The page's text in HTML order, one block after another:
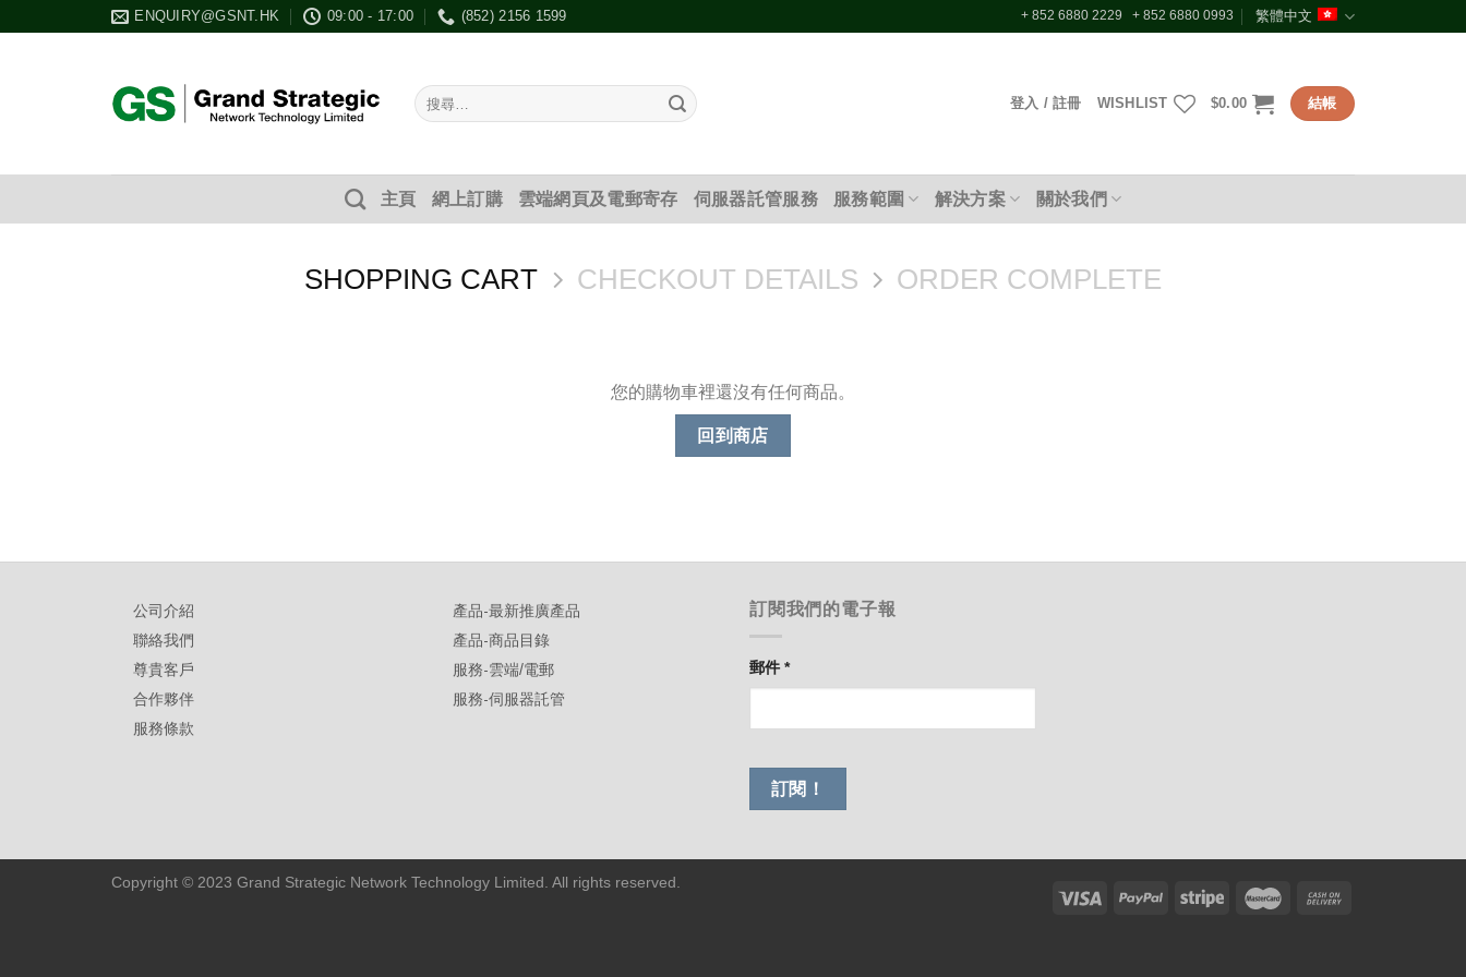
ENQUIRY@GSNT.HK 09:00 - 17:00 (852) 2156 1599 + 852 6880 2229 + 852 6880 0993 繁體中文
搜
尋：
登入 / 註冊 WISHLIST $0.00 結帳
主頁 網上訂購 雲端網頁及電郵寄存 伺服器託管服務 服務範圍 解決方案 關於我們
SHOPPING CART CHECKOUT DETAILS ORDER COMPLETE
您的購物車裡還沒有任何商品。
回到商店
公司介紹
聯絡我們
尊貴客戶
合作夥伴
服務條款
產品-最新推廣產品
產品-商品目錄
服務-雲端/電郵
服務-伺服器託管
訂閱我們的電子報
郵件*
Copyright © 2023 Grand Strategic Network Technology Limited. All rights reserved.